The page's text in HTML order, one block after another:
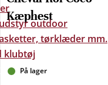
outdoor
tørklæder mm.
klubtøj
Kæphest
På lager